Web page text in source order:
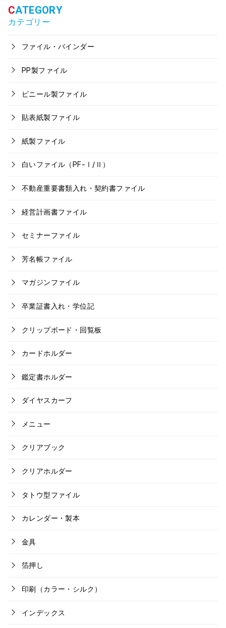
カテゴリー
ファイル・バインダー
PP製ファイル
ビニール製ファイル
貼表紙製ファイル
紙製ファイル
白いファイル（PF-Ⅰ/Ⅱ）
不動産重要書類入れ・契約書ファイル
経営計画書ファイル
セミナーファイル
芳名帳ファイル
マガジンファイル
卒業証書入れ・学位記
クリップボード・回覧板
カードホルダー
鑑定書ホルダー
ダイヤスカーフ
メニュー
クリアブック
クリアホルダー
タトウ型ファイル
カレンダー・製本
金具
箔押し
印刷（カラー・シルク）
インデックス